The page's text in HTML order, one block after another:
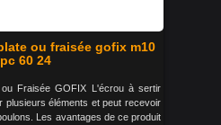
ou fraisée gofix m10
60 24
Fraisée GOFIX L'écrou à sertir
plusieurs éléments et peut recevoir
Les avantages de ce produit